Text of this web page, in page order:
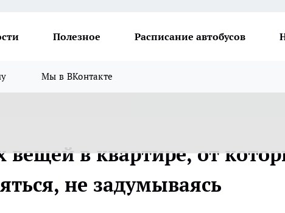
Полезное Расписание автобусов
Мы в ВКонтакте
вещей в квартире, от
не задумываясь